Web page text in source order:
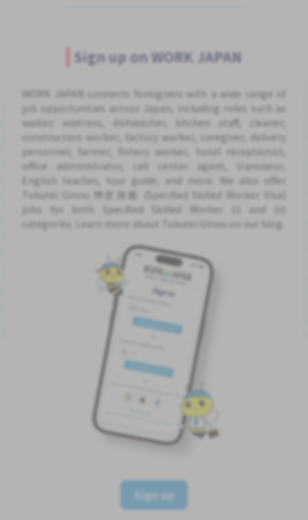
Sign up on WORK JAPAN
WORK JAPAN connects foreigners with a wide range of
job opportunities across Japan, including roles such as
waiter/ waitress, dishwasher, kitchen staff, cleaner,
construction worker, factory worker, caregiver, delivery
personnel, farmer, fishery worker, hotel receptionist,
office administrator, call center agent, translator,
English teacher, tour guide, and more. We also offer
Tokutei Ginou 特定技能 (Specified Skilled Worker Visa)
jobs for both Specified Skilled Worker (i) and (ii)
categories. Learn more about Tokutei Ginou on our blog.
Sign up